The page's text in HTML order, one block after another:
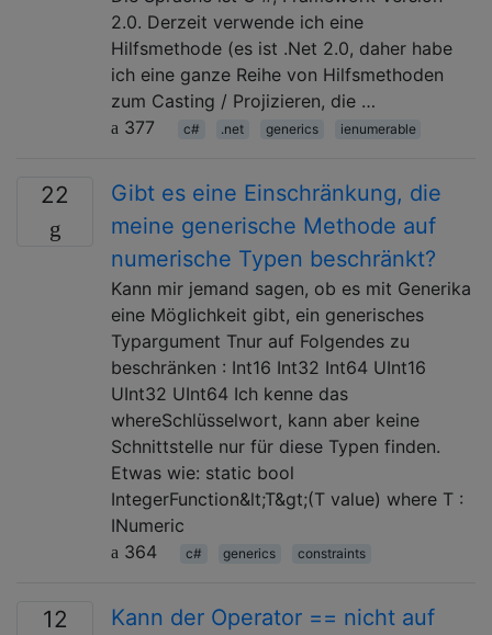
2.0. Derzeit verwende ich eine
Hilfsmethode (es ist .Net 2.0, daher habe
ich eine ganze Reihe von Hilfsmethoden
zum Casting / Projizieren, die …
377
c# .net generics ienumerable
22
Gibt es eine Einschränkung, die
meine generische Methode auf
numerische Typen beschränkt?
Kann mir jemand sagen, ob es mit Generika
eine Möglichkeit gibt, ein generisches
Typargument Tnur auf Folgendes zu
beschränken : Int16 Int32 Int64 UInt16
UInt32 UInt64 Ich kenne das
whereSchlüsselwort, kann aber keine
Schnittstelle nur für diese Typen finden.
Etwas wie: static bool
IntegerFunction&lt;T&gt;(T value) where T :
INumeric
364
c# generics constraints
12
Kann der Operator == nicht auf